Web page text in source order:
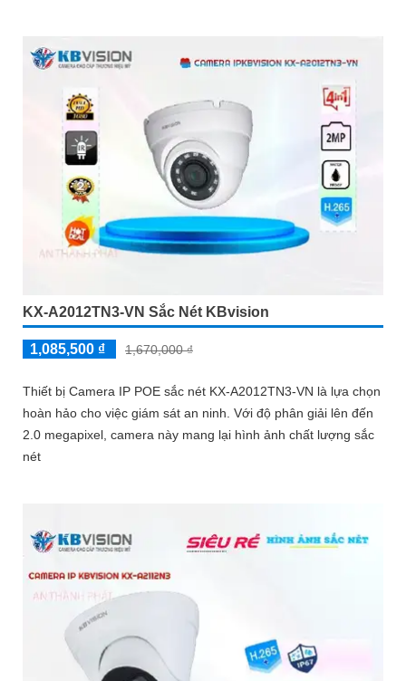
KX-A2012TN3-VN Sắc Nét KBvision
1,085,500 ₫ 1,670,000 ₫
Thiết bị Camera IP POE sắc nét KX-A2012TN3-VN là lựa chọn
hoàn hảo cho việc giám sát an ninh. Với độ phân giải lên đến
2.0 megapixel, camera này mang lại hình ảnh chất lượng sắc
nét